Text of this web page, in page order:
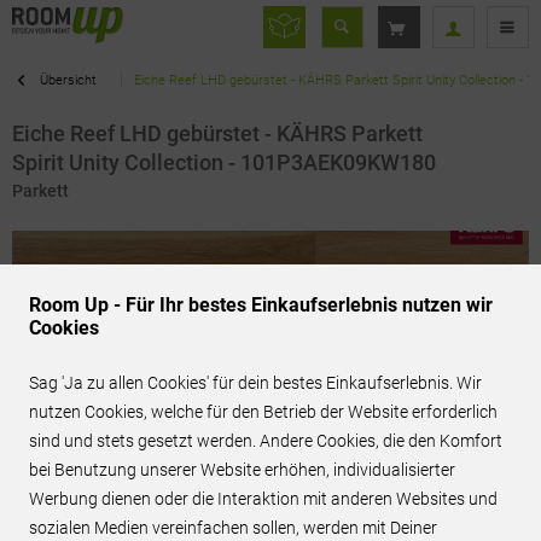
Übersicht Eiche Reef LHD gebürstet - KÄHRS Parkett Spirit Unity Collection -
Eiche Reef LHD gebürstet - KÄHRS Parkett
Spirit Unity Collection - 101P3AEK09KW180
Parkett
Room Up - Für Ihr bestes Einkaufserlebnis nutzen wir
Cookies
Sag 'Ja zu allen Cookies' für dein bestes Einkaufserlebnis. Wir
nutzen Cookies, welche für den Betrieb der Website erforderlich
sind und stets gesetzt werden. Andere Cookies, die den Komfort
bei Benutzung unserer Website erhöhen, individualisierter
Werbung dienen oder die Interaktion mit anderen Websites und
sozialen Medien vereinfachen sollen, werden mit Deiner